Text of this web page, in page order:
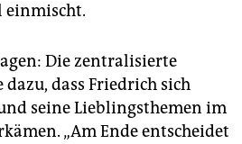
einmischt.
Die zentralisierte
dass Friedrich sich
seine Lieblingsthemen im
„Am Ende entscheidet